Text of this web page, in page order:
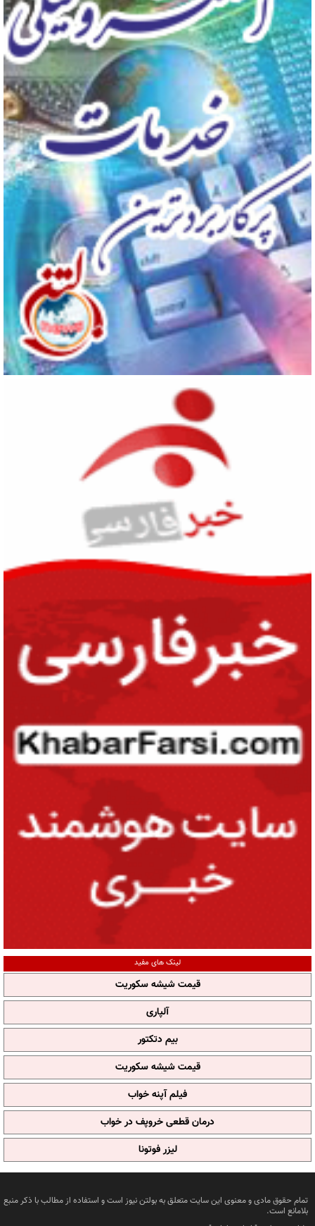
لینک های مفید
قیمت شیشه سکوریت
آلپاری
بیم دتکتور
قیمت شیشه سکوریت
فیلم آپنه خواب
درمان قطعی خروپف در خواب
لیزر فوتونا
تمام حقوق مادی و معنوی این سایت متعلق به بولتن نیوز است و استفاده از مطالب با ذکر منبع
بلامانع است.